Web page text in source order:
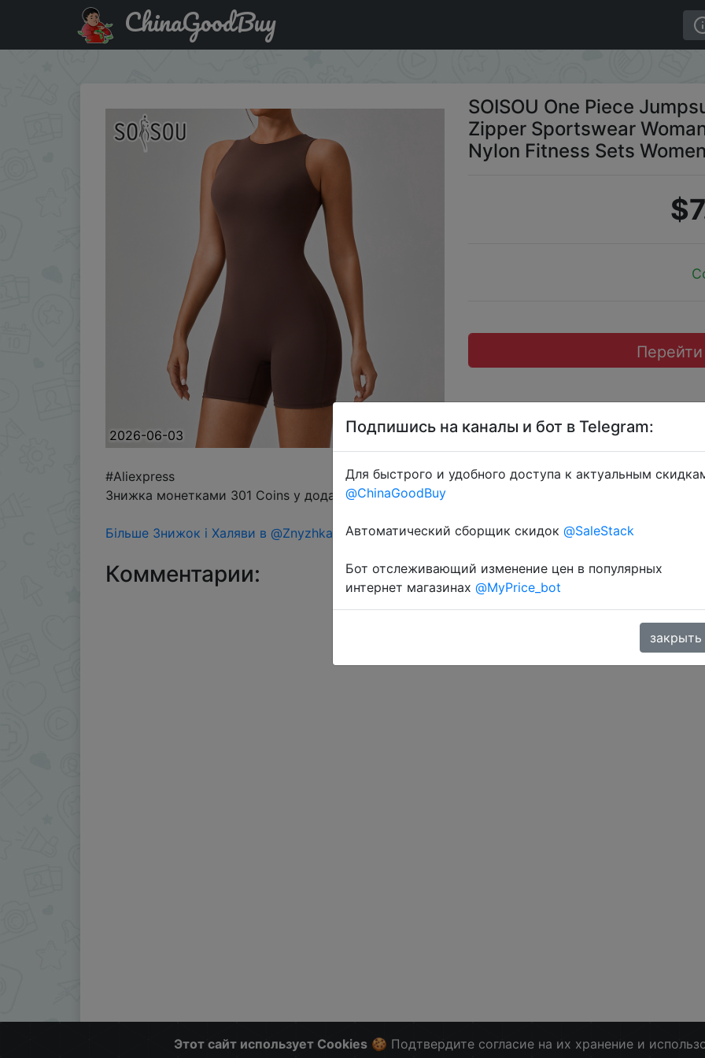
Купить по распродаже : SOISOU One Piece Jumpsuit Women Sleeveless Back Zipper Sportswear Woman Gym
ChinaGoodBuy
2026-06-03
SOISOU One Piece
Zipper Sportswear
Nylon Fitness Sets
#Aliexpress
Знижка монетками 301 Coins у додатку через розділ монет.
Більше Знижок і Халяви в @ZnyzhkaUA
Комментарии:
Этот сайт использует Cookies🍪 Подтвердите согласие на их хранение и
Подпишись на каналы и бот в Telegram:
Для быстрого и удобного доступа к актуальным
@ChinaGoodBuy
Автоматический сборщик скидок @SaleStack
Бот отслеживающий изменение цен в популярных
интернет магазинах @MyPrice_bot
закрыть